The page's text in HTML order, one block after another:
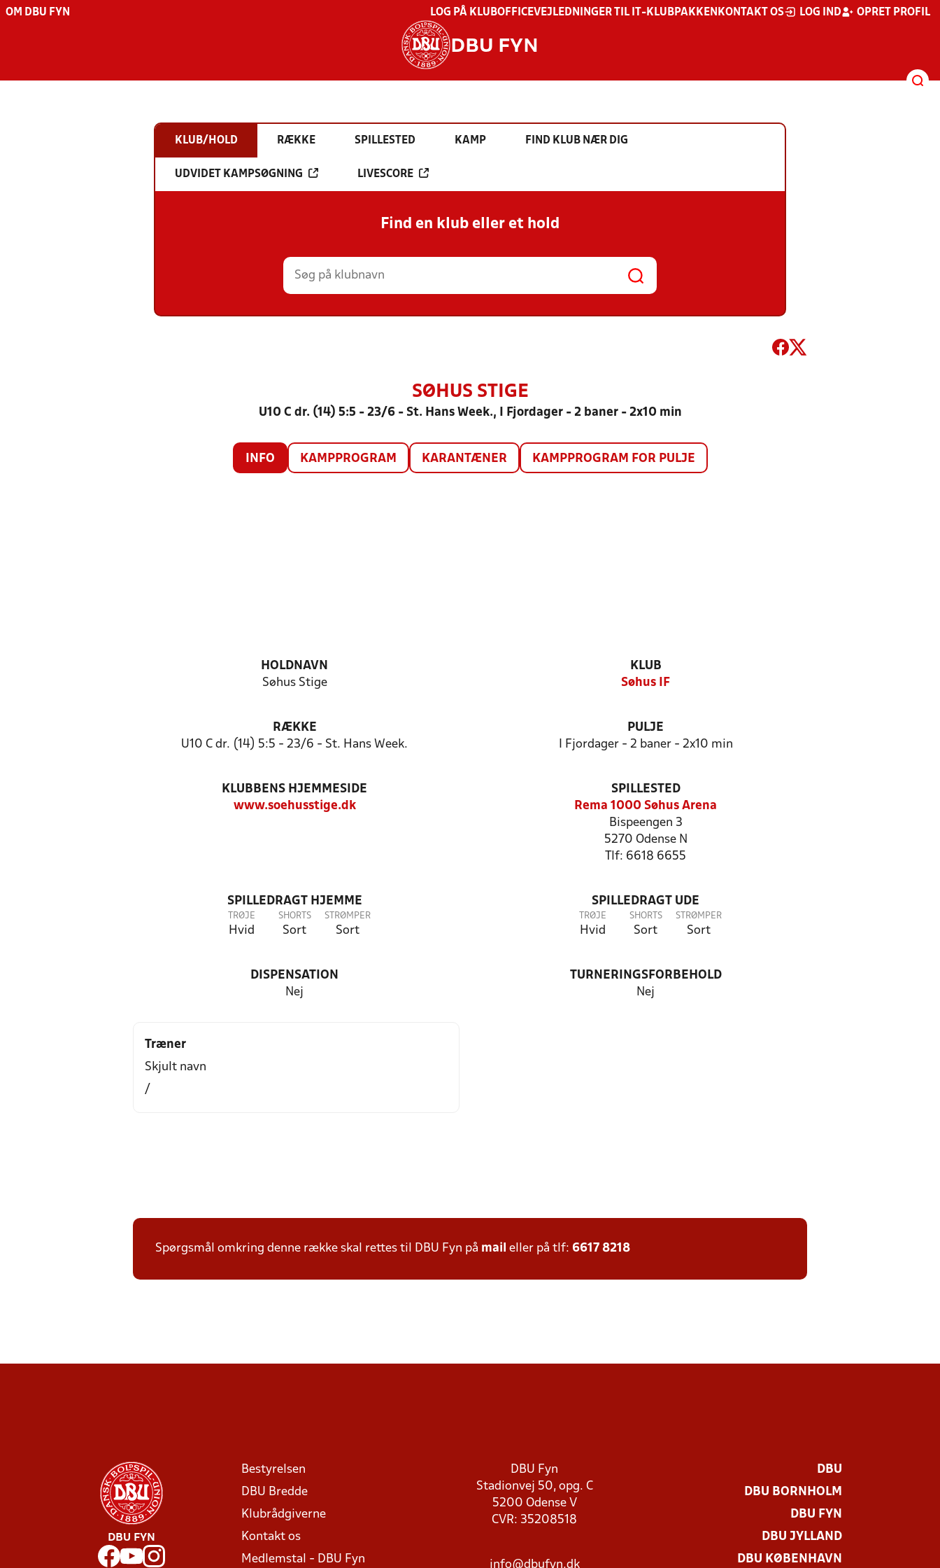
OM DBU FYN LOG PÅ KLUBOFFICEVEJLEDNINGER TIL IT-KLUBPAKKEN KONTAKT OS LOG IND OPRET PROFIL
DBU FYN
KLUB/HOLD RÆKKE SPILLESTED KAMP FIND KLUB NÆR DIG
UDVIDET KAMPSØGNING LIVESCORE
Find en klub eller et hold
SØHUS STIGE
U10 C dr. (14) 5:5 - 23/6 - St. Hans Week., I Fjordager - 2 baner - 2x10 min
INFO KAMPPROGRAM KARANTÆNER KAMPPROGRAM FOR PULJE
HOLDNAVN
Søhus Stige
KLUB
Søhus IF
RÆKKE
U10 C dr. (14) 5:5 - 23/6 - St. Hans Week.
PULJE
I Fjordager - 2 baner - 2x10 min
KLUBBENS HJEMMESIDE
www.soehusstige.dk
SPILLESTED
Rema 1000 Søhus Arena
Bispeengen 3
5270 Odense N
Tlf: 6618 6655
SPILLEDRAGT HJEMME
TRØJE
Hvid
SHORTS
Sort
STRØMPER
Sort
SPILLEDRAGT UDE
TRØJE
Hvid
SHORTS
Sort
STRØMPER
Sort
DISPENSATION
Nej
TURNERINGSFORBEHOLD
Nej
Træner
Skjult navn
/
Spørgsmål omkring denne række skal rettes til DBU Fyn på mail eller på tlf: 6617 8218
DBU FYN
Bestyrelsen
DBU Bredde
Klubrådgiverne
Kontakt os
Medlemstal - DBU Fyn
DBU Fyn
Stadionvej 50, opg. C
5200 Odense V
CVR: 35208518
info@dbufyn.dk
DBU
DBU BORNHOLM
DBU FYN
DBU JYLLAND
DBU KØBENHAVN